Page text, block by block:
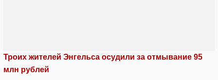
Троих жителей Энгельса осудили за отмывание 95
млн рублей